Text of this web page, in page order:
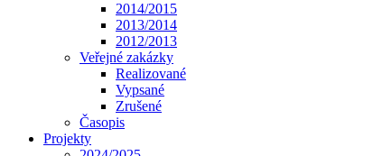
2014/2015
2013/2014
2012/2013
Veřejné zakázky
Realizované
Vypsané
Zrušené
Časopis
Projekty